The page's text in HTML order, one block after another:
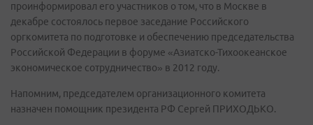
проинформировал его участников о том, что в Москве в
декабре состоялось первое заседание Российского
оргкомитета по подготовке и обеспечению председательства
Российской Федерации в форуме «Азиатско-Тихоокеанское
экономическое сотрудничество» в 2012 году.
Напомним, председателем организационного комитета
назначен помощник президента РФ Сергей ПРИХОДЬКО.